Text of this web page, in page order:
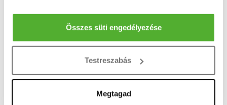
pár méteres pontossággal
Az Ön készülékén beazonosítása annak konkrét
módjairól és adja meg preferenciáit a
pontban. Bármikor módosíthatja vagy visszavonhatja a
Összes süti engedélyezése
Testreszabás
Megtagad
250 m
telekméret: 1438 m² építés éve: 1984